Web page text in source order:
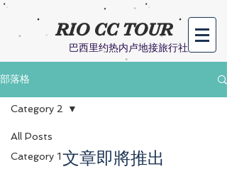
RIO CC TOUR​
巴西里约热内卢地接旅行社
部落格
All Posts
Category 1
Category 2
文章即將推出